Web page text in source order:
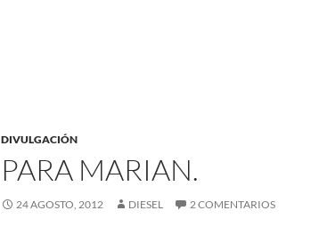
DIVULGACIÓN
PARA MARIAN.
24 AGOSTO, 2012 DIESEL 2 COMENTARIOS